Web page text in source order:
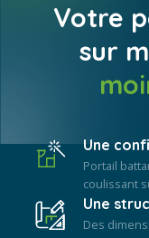
Votre
sur
Une
Portail
coulissant
Une
Des